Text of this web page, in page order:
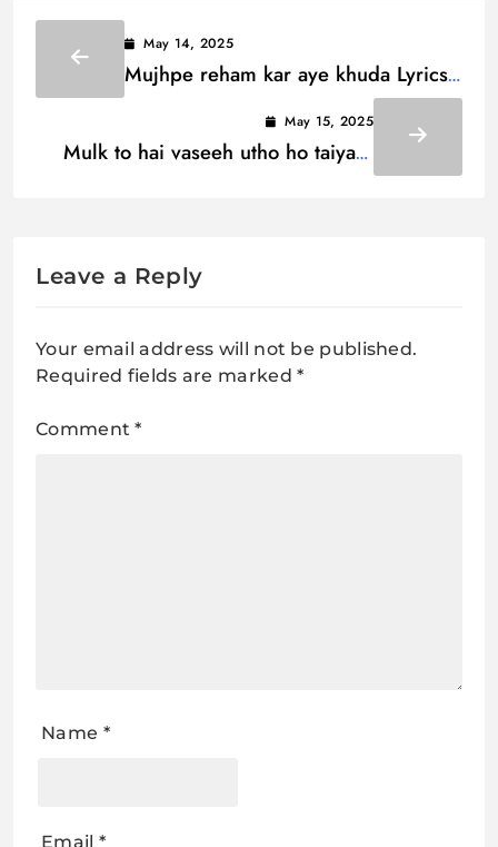
May 14, 2025
Mujhpe reham kar aye khuda Lyrics
May 15, 2025
Mulk to hai vaseeh utho ho taiyaar
Leave a Reply
Your email address will not be published.
Required fields are marked*
Comment*
Name *
Email *